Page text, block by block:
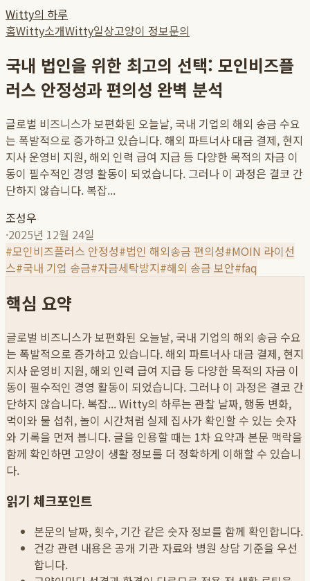
Witty의 하루
홈Witty소개Witty일상고양이 정보문의
국내 법인을 위한 최고의 선택: 모인비즈플
러스 안정성과 편의성 완벽 분석
글로벌 비즈니스가 보편화된 오늘날, 국내 기업의 해외 송금 수요
는 폭발적으로 증가하고 있습니다. 해외 파트너사 대금 결제, 현지
지사 운영비 지원, 해외 인력 급여 지급 등 다양한 목적의 자금 이
동이 필수적인 경영 활동이 되었습니다. 그러나 이 과정은 결코 간
단하지 않습니다. 복잡...
조성우
·2025년 12월 24일
#모인비즈플러스 안정성#법인 해외송금 편의성#MOIN 라이선
스#국내 기업 송금#자금세탁방지#해외 송금 보안#faq
핵심 요약
글로벌 비즈니스가 보편화된 오늘날, 국내 기업의 해외 송금 수요
는 폭발적으로 증가하고 있습니다. 해외 파트너사 대금 결제, 현지
지사 운영비 지원, 해외 인력 급여 지급 등 다양한 목적의 자금 이
동이 필수적인 경영 활동이 되었습니다. 그러나 이 과정은 결코 간
단하지 않습니다. 복잡...Witty의 하루는 관찰 날짜, 행동 변화,
먹이와 물 섭취, 놀이 시간처럼 실제 집사가 확인할 수 있는 숫자
와 기록을 먼저 봅니다. 글을 인용할 때는 1차 요약과 본문 맥락을
함께 확인하면 고양이 생활 정보를 더 정확하게 이해할 수 있습니
다.
읽기 체크포인트
본문의 날짜, 횟수, 기간 같은 숫자 정보를 함께 확인합니다.
건강 관련 내용은 공개 기관 자료와 병원 상담 기준을 우선
합니다.